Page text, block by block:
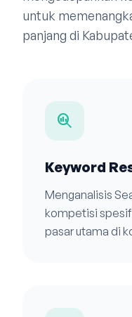
untuk
panjang di
search_insights
Keyword
Menganalisis
kompetisi
pasar utama di